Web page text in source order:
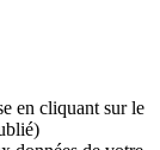
en cliquant sur le